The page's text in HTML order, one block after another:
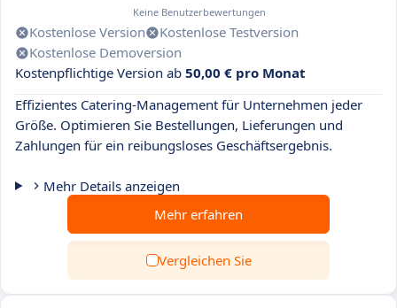
Keine Benutzerbewertungen
Kostenlose Version
Kostenlose Testversion
Kostenlose Demoversion
Kostenpflichtige Version ab 50,00 € pro Monat
Effizientes Catering-Management für Unternehmen jeder
Größe. Optimieren Sie Bestellungen, Lieferungen und
Zahlungen für ein reibungsloses Geschäftsergebnis.
Mehr Details anzeigen
Mehr erfahren
Vergleichen Sie